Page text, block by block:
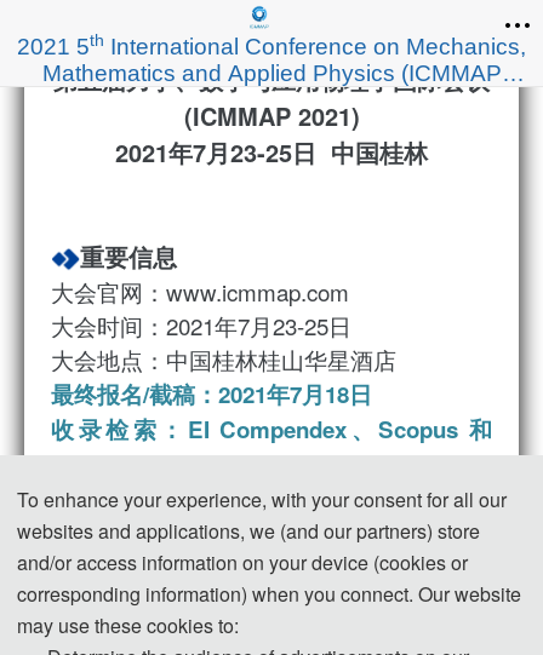
2021 5th International Conference on Mechanics,
Mathematics and Applied Physics (ICMMAP
2021)
第五届力学、数学与应用物理学国际会议
(ICMMAP 2021)
2021年7月23-25日 中国桂林
重要信息
大会官网：www.icmmap.com
大会时间：2021年7月23-25日
大会地点：中国桂林桂山华星酒店
最终报名/截稿：2021年7月18日
收录检索：EI Compendex、Scopus 和
Inspec
接受/拒稿通知：投稿后1周内
大会简介
第五届力学、数学与应用物理学国际会
To enhance your experience, with your consent for all our
websites and applications, we (and our partners) store
and/or access information on your device (cookies or
corresponding information) when you connect. Our website
may use these cookies to: